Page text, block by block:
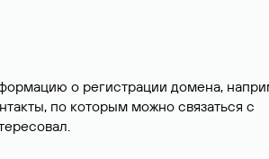
о регистрации домена,
по которым можно связаться с